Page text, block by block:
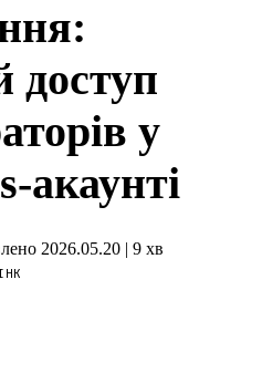
доступ
у
акаунті
2026.05.20 | 9 хв